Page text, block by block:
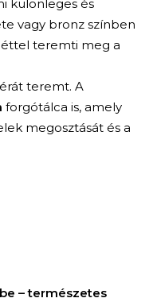
különleges és
vagy bronz színben
teremti meg a
teremt. A
forgótálca is, amely
megosztását és a
– természetes